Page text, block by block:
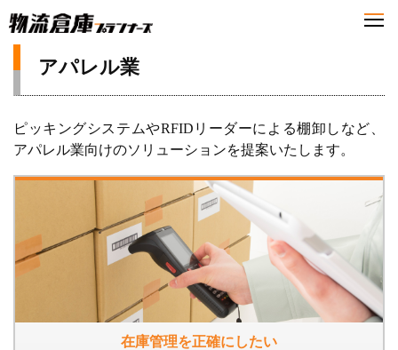
アパレル業
ピッキングシステムやRFIDリーダーによる棚卸しなど、
アパレル業向けのソリューションを提案いたします。
在庫管理を正確にしたい